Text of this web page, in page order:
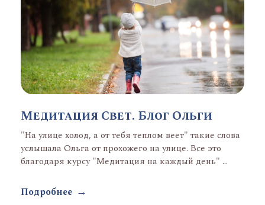
Медитация Свет. Блог Ольги
"На улице холод, а от тебя теплом веет" такие слова
услышала Ольга от прохожего на улице. Все это
благодаря курсу "Медитация на каждый день" ...
Подробнее